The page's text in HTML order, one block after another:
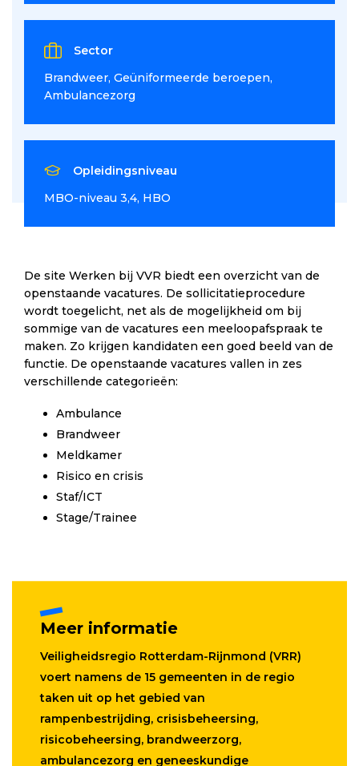
De site Werken bij VVR biedt een overzicht van de
openstaande vacatures. De sollicitatieprocedure
wordt toegelicht, net als de mogelijkheid om bij
sommige van de vacatures een meeloopafspraak te
maken. Zo krijgen kandidaten een goed beeld van de
functie. De openstaande vacatures vallen in zes
verschillende categorieën:
Ambulance
Brandweer
Meldkamer
Risico en crisis
Staf/ICT
Stage/Trainee
Meer informatie
Veiligheidsregio Rotterdam-Rijnmond (VRR)
voert namens de 15 gemeenten in de regio
taken uit op het gebied van
rampenbestrijding, crisisbeheersing,
risicobeheersing, brandweerzorg,
ambulancezorg en geneeskundige
Sector
Brandweer Geüniformeerde beroepen
Ambulancezorg
Opleidingsniveau
MBO-niveau 3,4 HBO